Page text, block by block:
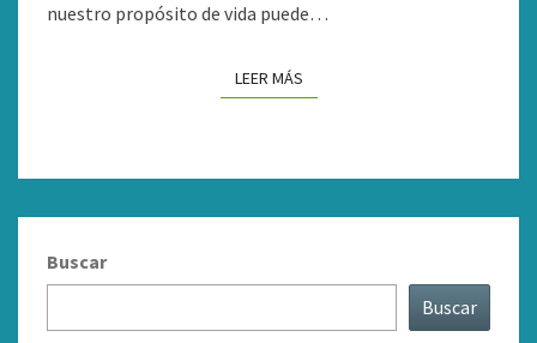
nuestro propósito de vida puede…
LEER MÁSLEER MÁS
Buscar
Buscar